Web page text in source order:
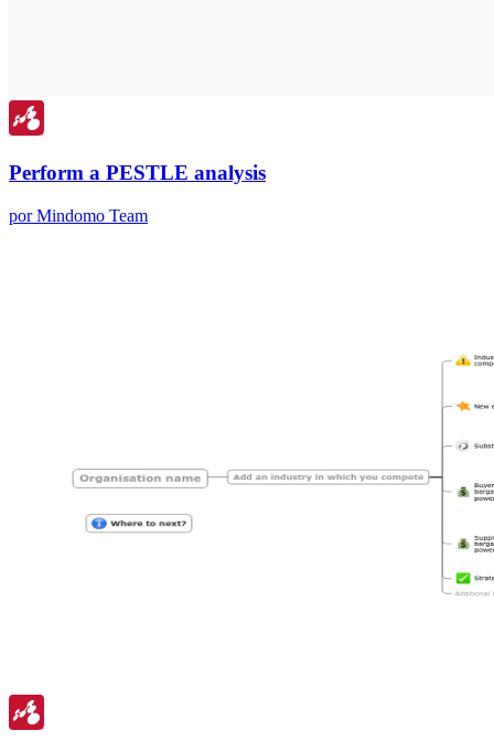
Perform a PESTLE analysis
por Mindomo Team